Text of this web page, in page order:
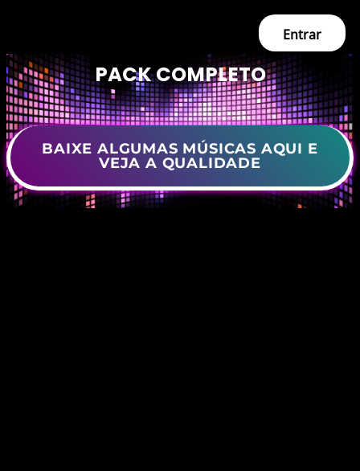
Entrar
PACK COMPLETO
BAIXE ALGUMAS MÚSICAS AQUI E
VEJA A QUALIDADE